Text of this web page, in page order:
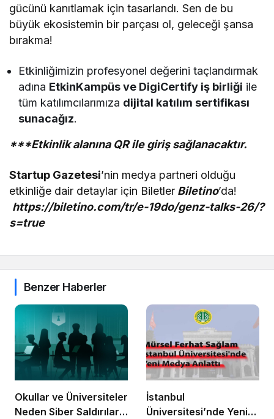
gücünü kanıtlamak için tasarlandı. Sen de bu
büyük ekosistemin bir parçası ol, geleceği şansa
bırakma!
Etkinliğimizin profesyonel değerini taçlandırmak
adına EtkinKampüs ve DigiCertify iş birliği ile
tüm katılımcılarımıza dijital katılım sertifikası
sunacağız.
***Etkinlik alanına QR ile giriş sağlanacaktır.
Startup Gazetesi’nin medya partneri olduğu
etkinliğe dair detaylar için Biletler Biletino’da!
https://biletino.com/tr/e-19do/genz-talks-26/?
s=true
Benzer Haberler
Okullar ve Üniversiteler
Neden Siber Saldırıların
İstanbul
Üniversitesi’nde Yeni